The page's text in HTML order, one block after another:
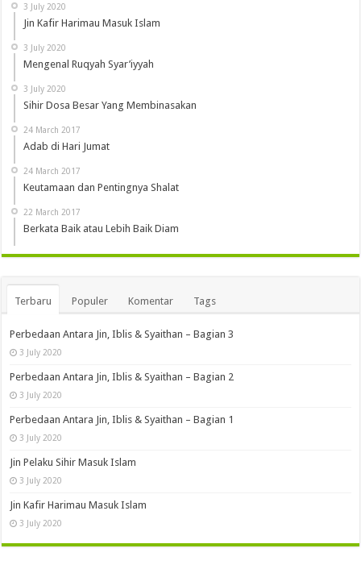
3 July 2020
Jin Kafir Harimau Masuk Islam
3 July 2020
Mengenal Ruqyah Syar’iyyah
3 July 2020
Sihir Dosa Besar Yang Membinasakan
24 March 2017
Adab di Hari Jumat
24 March 2017
Keutamaan dan Pentingnya Shalat
22 March 2017
Berkata Baik atau Lebih Baik Diam
Terbaru Populer Komentar Tags
Perbedaan Antara Jin, Iblis & Syaithan – Bagian 3
3 July 2020
Perbedaan Antara Jin, Iblis & Syaithan – Bagian 2
3 July 2020
Perbedaan Antara Jin, Iblis & Syaithan – Bagian 1
3 July 2020
Jin Pelaku Sihir Masuk Islam
3 July 2020
Jin Kafir Harimau Masuk Islam
3 July 2020